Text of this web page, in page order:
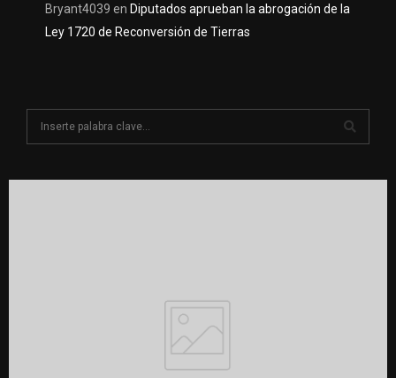
Bryant4039 en Diputados aprueban la abrogación de la
Ley 1720 de Reconversión de Tierras